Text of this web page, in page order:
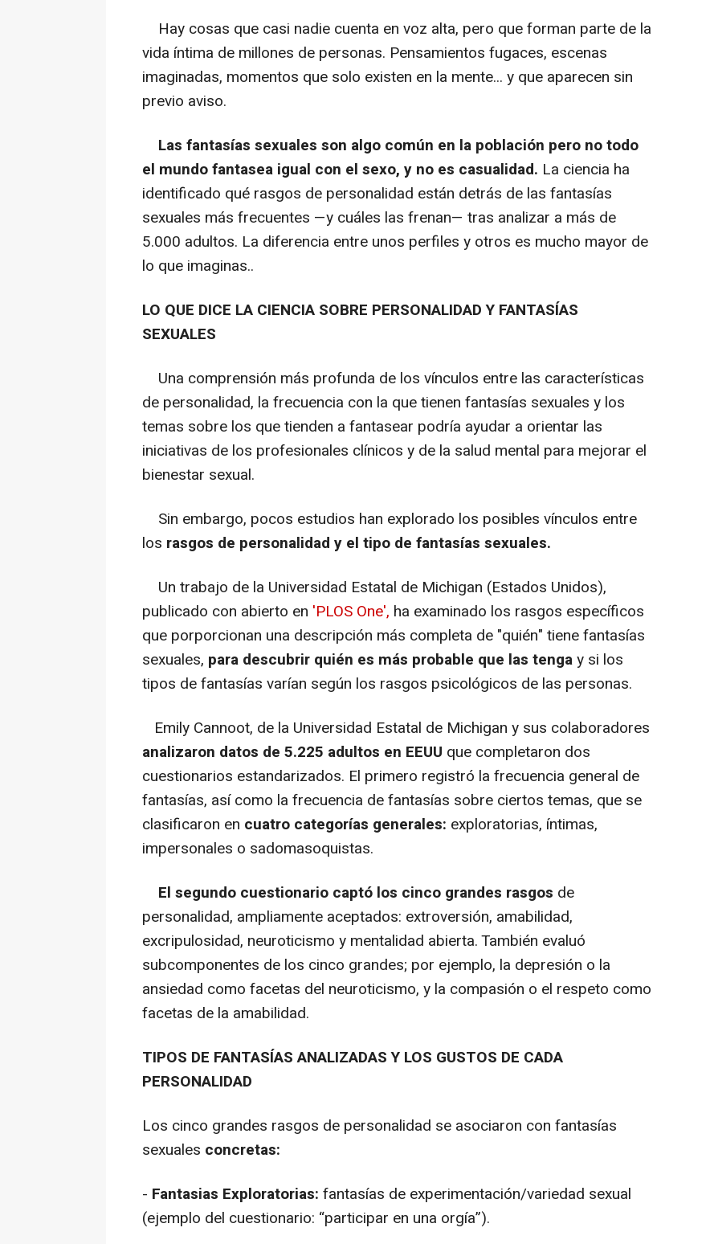
Hay cosas que casi nadie cuenta en voz alta, pero que forman parte de la
vida íntima de millones de personas. Pensamientos fugaces, escenas
imaginadas, momentos que solo existen en la mente... y que aparecen sin
previo aviso.
Las fantasías sexuales son algo común en la población pero no todo
el mundo fantasea igual con el sexo, y no es casualidad. La ciencia ha
identificado qué rasgos de personalidad están detrás de las fantasías
sexuales más frecuentes —y cuáles las frenan— tras analizar a más de
5.000 adultos. La diferencia entre unos perfiles y otros es mucho mayor de
lo que imaginas..
LO QUE DICE LA CIENCIA SOBRE PERSONALIDAD Y FANTASÍAS
SEXUALES
Una comprensión más profunda de los vínculos entre las características
de personalidad, la frecuencia con la que tienen fantasías sexuales y los
temas sobre los que tienden a fantasear podría ayudar a orientar las
iniciativas de los profesionales clínicos y de la salud mental para mejorar el
bienestar sexual.
Sin embargo, pocos estudios han explorado los posibles vínculos entre
los rasgos de personalidad y el tipo de fantasías sexuales.
Un trabajo de la Universidad Estatal de Michigan (Estados Unidos),
publicado con abierto en 'PLOS One', ha examinado los rasgos específicos
que porporcionan una descripción más completa de "quién" tiene fantasías
sexuales, para descubrir quién es más probable que las tengay si los
tipos de fantasías varían según los rasgos psicológicos de las personas.
Emily Cannoot, de la Universidad Estatal de Michigan y sus colaboradores
analizaron datos de 5.225 adultos en EEUU que completaron dos
cuestionarios estandarizados. El primero registró la frecuencia general de
fantasías, así como la frecuencia de fantasías sobre ciertos temas, que se
clasificaron en cuatro categorías generales: exploratorias, íntimas,
impersonales o sadomasoquistas.
El segundo cuestionario captó los cinco grandes rasgos de
personalidad, ampliamente aceptados: extroversión, amabilidad,
excripulosidad, neuroticismo y mentalidad abierta. También evaluó
subcomponentes de los cinco grandes; por ejemplo, la depresión o la
ansiedad como facetas del neuroticismo, y la compasión o el respeto como
facetas de la amabilidad.
TIPOS DE FANTASÍAS ANALIZADAS Y LOS GUSTOS DE CADA
PERSONALIDAD
Los cinco grandes rasgos de personalidad se asociaron con fantasías
sexuales concretas:
- Fantasias Exploratorias: fantasías de experimentación/variedad sexual
(ejemplo del cuestionario: “participar en una orgía”).